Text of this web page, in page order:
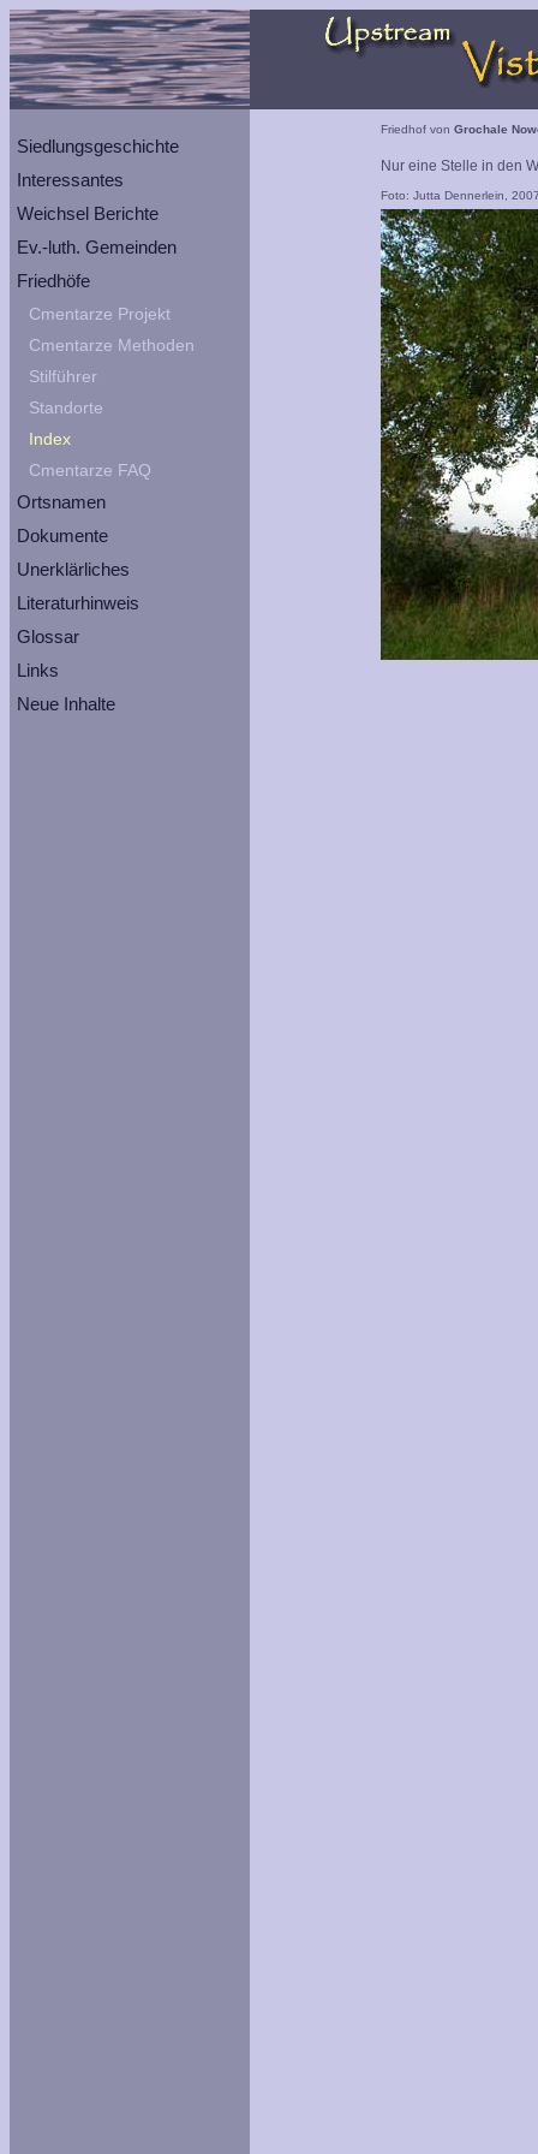
Siedlungsgeschichte
Interessantes
Weichsel Berichte
Ev.-luth. Gemeinden
Friedhöfe
Cmentarze Projekt
Cmentarze Methoden
Stilführer
Standorte
Index
Cmentarze FAQ
Ortsnamen
Dokumente
Unerklärliches
Literaturhinweis
Glossar
Links
Neue Inhalte
Friedhof von Grochale
Nur eine Stelle in den
Foto: Jutta Dennerlein,